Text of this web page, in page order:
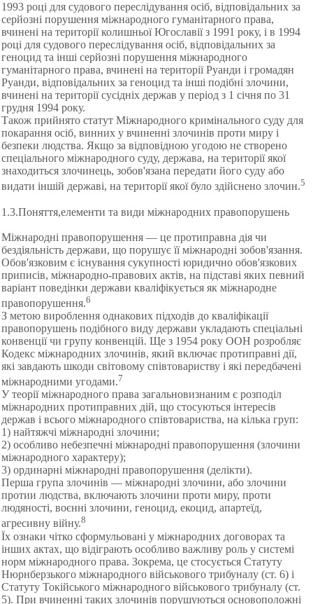
1993 році для судового переслідування осіб, відповідальних за
серйозні порушення міжнародного гуманітарного права,
вчинені на території колишньої Югославії з 1991 року, і в 1994
році для судового переслідування осіб, відповідальних за
геноцид та інші серйозні порушення міжнародного
гуманітарного права, вчинені на території Руанди і громадян
Руанди, відповідальних за геноцид та інші подібні злочини,
вчинені на території сусідніх держав у період з 1 січня по 31
грудня 1994 року.
Також прийнято статут Міжнародного кримінального суду для
покарання осіб, винних у вчиненні злочинів проти миру і
безпеки людства. Якщо за відповідною угодою не створено
спеціального міжнародного суду, держава, на території якої
знаходиться злочинець, зобов'язана передати його суду або
видати іншій державі, на території якої було здійснено злочин.5
1.3.Поняття,елементи та види міжнародних правопорушень
Міжнародні правопорушення — це протиправна дія чи
бездіяльність держави, що порушує її міжнародні зобов'язання.
Обов'язковим є існування сукупності юридично обов'язкових
приписів, міжнародно-правових актів, на підставі яких певний
варіант поведінки держави кваліфікується як міжнародне
правопорушення.6
З метою вироблення однакових підходів до кваліфікації
правопорушень подібного виду держави укладають спеціальні
конвенції чи групу конвенцій. Ще з 1954 року ООН розробляє
Кодекс міжнародних злочинів, який включає протиправні дії,
які завдають шкоди світовому співтовариству і які передбачені
міжнародними угодами.7
У теорії міжнародного права загальновизнаним є розподіл
міжнародних протиправних дій, що стосуються інтересів
держав і всього міжнародного співтовариства, на кілька груп:
1) найтяжчі міжнародні злочини;
2) особливо небезпечні міжнародні правопорушення (злочини
міжнародного характеру);
3) ординарні міжнародні правопорушення (делікти).
Перша група злочинів — міжнародні злочини, або злочини
протии людства, включають злочини проти миру, проти
людяності, воєнні злочини, геноцид, екоцид, апартеїд,
агресивну війну.8
Їх ознаки чітко сформульовані у міжнародних договорах та
інших актах, що відіграють особливо важливу роль у системі
норм міжнародного права. Зокрема, це стосується Статуту
Нюрнберзького міжнародного військового трибуналу (ст. 6) і
Статуту Токійського міжнародного військового трибуналу (ст.
5). При вчиненні таких злочинів порушуються основоположні